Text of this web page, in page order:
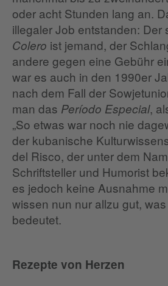
oder acht Stunden lang an.
illegaler Job entstanden: Der
Colero ist jemand, der
andere gegen eine Gebühr
war es auch in den 1990er
nach dem Fall der
man das Período Especial,
„So etwas war noch nie
der kubanische
del Risco, der unter dem
Schriftsteller und Humorist
es jedoch keine Ausnahme
wissen nun nur allzu gut,
bedeutet.
Rezepte von Herzen